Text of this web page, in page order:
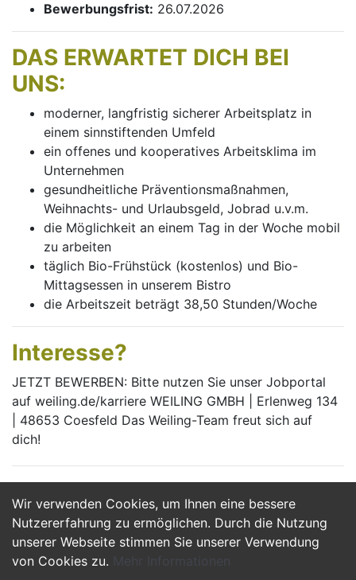
Wir verwenden Cookies, um Ihnen eine bessere
Nutzererfahrung zu ermöglichen. Durch die Nutzung
unserer Webseite stimmen Sie unserer Verwendung
von Cookies zu. Mehr Informationen
Bewerbungsfrist: 26.07.2026
DAS ERWARTET DICH BEI
UNS:
moderner, langfristig sicherer Arbeitsplatz in
einem sinnstiftenden Umfeld
ein offenes und kooperatives Arbeitsklima im
Unternehmen
gesundheitliche Präventionsmaßnahmen,
Weihnachts- und Urlaubsgeld, Jobrad u.v.m.
die Möglichkeit an einem Tag in der Woche mobil
zu arbeiten
täglich Bio-Frühstück (kostenlos) und Bio-
Mittagsessen in unserem Bistro
die Arbeitszeit beträgt 38,50 Stunden/Woche
Interesse?
JETZT BEWERBEN: Bitte nutzen Sie unser Jobportal
auf weiling.de/karriere WEILING GMBH | Erlenweg 134
| 48653 Coesfeld Das Weiling-Team freut sich auf
dich!
Jetzt Bewerben